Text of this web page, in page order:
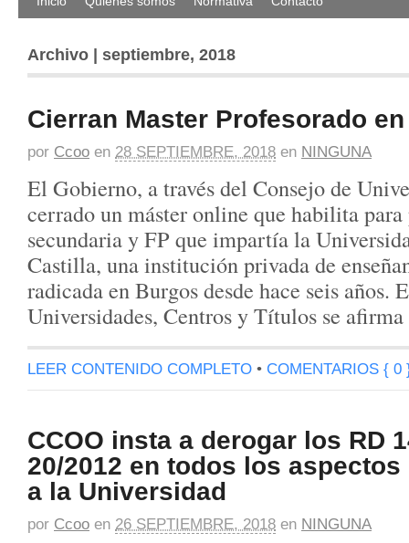
Archivo | septiembre, 2018
Cierran Master Profesorado
por Ccoo en 28 SEPTIEMBRE, 2018 en NINGUNA
El Gobierno, a través del Consejo de
cerrado un máster online que habilita para
secundaria y FP que impartía la
Castilla, una institución privada de
radicada en Burgos desde hace seis años.
Universidades, Centros y Títulos se
LEER CONTENIDO COMPLETO • COMENTARIOS { 0
CCOO insta a derogar los RD
20/2012 en todos los
a la Universidad
por Ccoo en 26 SEPTIEMBRE, 2018 en NINGUNA